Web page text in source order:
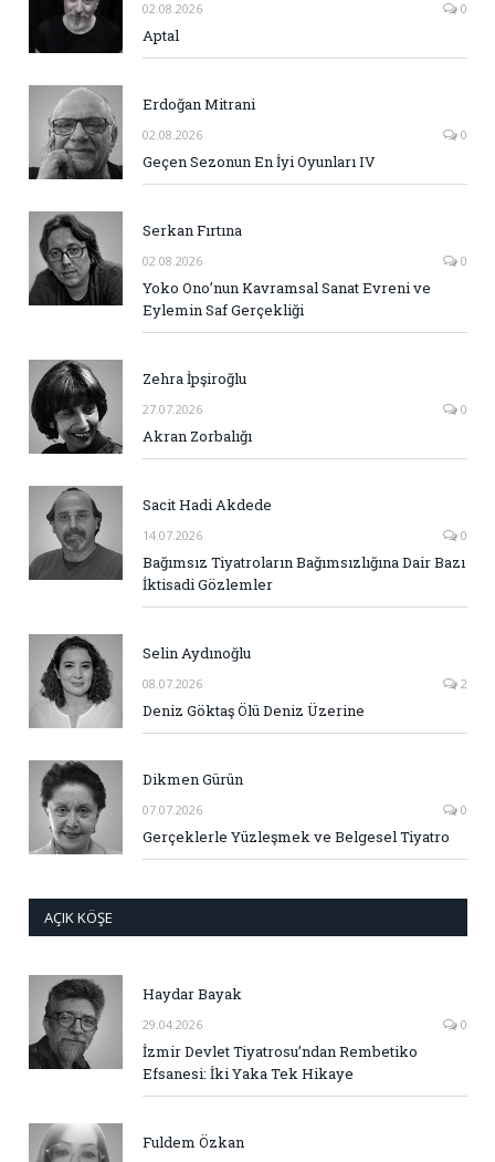
02.08.2026 0
Aptal
Erdoğan Mitrani
02.08.2026 0
Geçen Sezonun En İyi Oyunları IV
Serkan Fırtına
02.08.2026 0
Yoko Ono’nun Kavramsal Sanat Evreni ve
Eylemin Saf Gerçekliği
Zehra İpşiroğlu
27.07.2026 0
Akran Zorbalığı
Sacit Hadi Akdede
14.07.2026 0
Bağımsız Tiyatroların Bağımsızlığına Dair Bazı
İktisadi Gözlemler
Selin Aydınoğlu
08.07.2026 2
Deniz Göktaş Ölü Deniz Üzerine
Dikmen Gürün
07.07.2026 0
Gerçeklerle Yüzleşmek ve Belgesel Tiyatro
AÇIK KÖŞE
Haydar Bayak
29.04.2026 0
İzmir Devlet Tiyatrosu’ndan Rembetiko
Efsanesi: İki Yaka Tek Hikaye
Fuldem Özkan